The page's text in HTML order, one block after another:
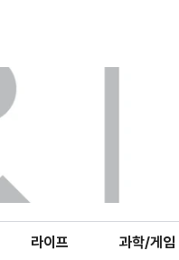
라이프 과학/게임